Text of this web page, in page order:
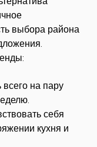
выбора района
на пару
себя
кухня и